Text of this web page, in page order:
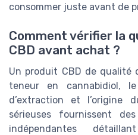
consommer juste avant de
Comment vérifier la
CBD avant achat ?
Un produit CBD de qualité
teneur en cannabidiol,
d’extraction et l’origine
sérieuses fournissent
indépendantes